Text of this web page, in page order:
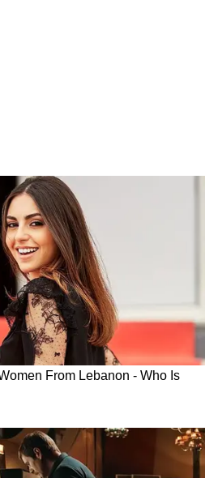
মৌলিক ফারাক
এনডিএ-কে সমর্থনের কথা
না ভেঙেই তারা সরাসরি